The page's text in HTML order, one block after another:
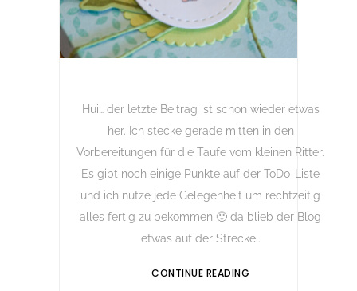
Hui… der letzte Beitrag ist schon wieder etwas
her. Ich stecke gerade mitten in den
Vorbereitungen für die Taufe vom kleinen Ritter.
Es gibt noch einige Punkte auf der ToDo-Liste
und ich nutze jede Gelegenheit um rechtzeitig
alles fertig zu bekommen 🙂 da blieb der Blog
etwas auf der Strecke..
CONTINUE READING